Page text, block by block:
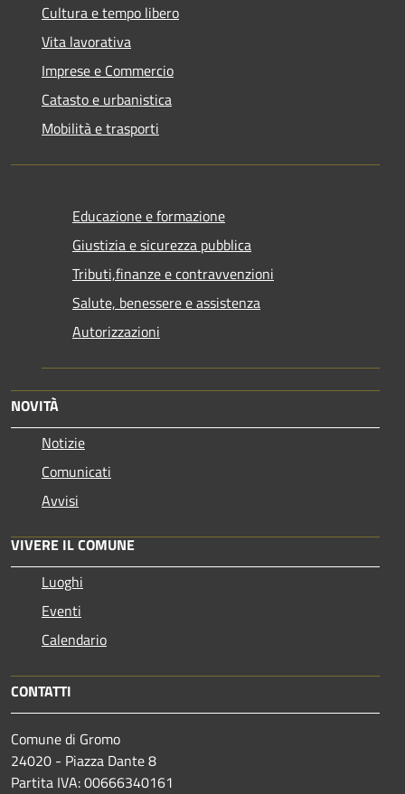
Cultura e tempo libero
Vita lavorativa
Imprese e Commercio
Catasto e urbanistica
Mobilità e trasporti
Educazione e formazione
Giustizia e sicurezza pubblica
Tributi,finanze e contravvenzioni
Salute, benessere e assistenza
Autorizzazioni
NOVITÀ
Notizie
Comunicati
Avvisi
VIVERE IL COMUNE
Luoghi
Eventi
Calendario
CONTATTI
Comune di Gromo
24020 - Piazza Dante 8
Partita IVA: 00666340161